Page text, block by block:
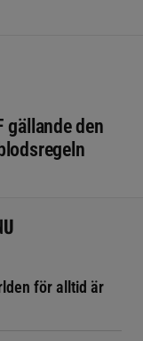
gällande den
för alltid är